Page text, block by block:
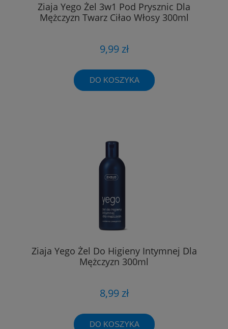
Ziaja Yego Żel 3w1 Pod Prysznic Dla
Mężczyzn Twarz Ciłao Włosy 300ml
9,99 zł
DO KOSZYKA
Ziaja Yego Żel Do Higieny Intymnej Dla
Mężczyzn 300ml
8,99 zł
DO KOSZYKA